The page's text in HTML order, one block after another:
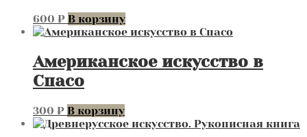
600 ₽ В корзину
Американское искусство в
Спасо
300 ₽ В корзину